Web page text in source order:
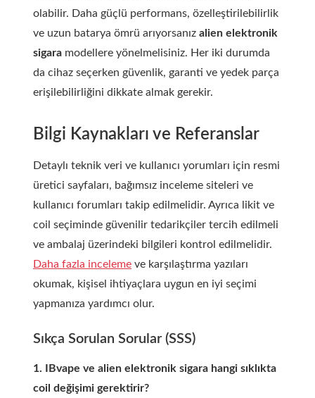
olabilir. Daha güçlü performans, özelleştirilebilirlik
ve uzun batarya ömrü arıyorsanız alien elektronik
sigara modellere yönelmelisiniz. Her iki durumda
da cihaz seçerken güvenlik, garanti ve yedek parça
erişilebilirliğini dikkate almak gerekir.
Bilgi Kaynakları ve Referanslar
Detaylı teknik veri ve kullanıcı yorumları için resmi
üretici sayfaları, bağımsız inceleme siteleri ve
kullanıcı forumları takip edilmelidir. Ayrıca likit ve
coil seçiminde güvenilir tedarikçiler tercih edilmeli
ve ambalaj üzerindeki bilgileri kontrol edilmelidir.
Daha fazla inceleme ve karşılaştırma yazıları
okumak, kişisel ihtiyaçlara uygun en iyi seçimi
yapmanıza yardımcı olur.
Sıkça Sorulan Sorular (SSS)
1. IBvape ve alien elektronik sigara hangi sıklıkta
coil değişimi gerektirir?